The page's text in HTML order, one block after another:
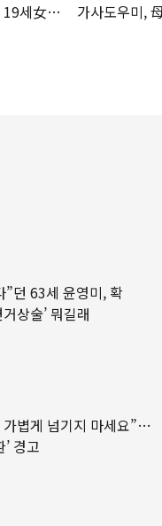
19세女
가사도우미,
”던 63세 윤영미, 확
상술’ 뭐길래
가볍게 넘기지 마세요”…
경고